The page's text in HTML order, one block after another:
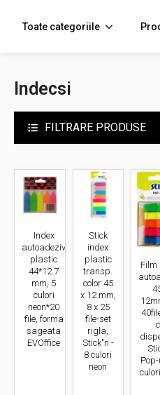
Toate categoriile
Indecsi
FILTRARE PRODUSE
Index
autoadeziv
plastic
44*12.7
mm, 5
culori
neon*20
file, forma
sageata
EVOffice
Stick
index
plastic
transp.
color 45
x 12 mm,
8 x 25
file-set
rigla,
Stick"n -
8 culori
neon
Film